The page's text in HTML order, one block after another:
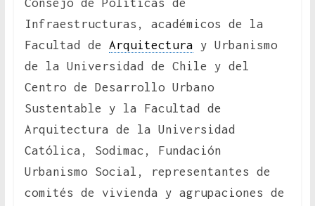
Consejo de Políticas de
Infraestructuras, académicos de la
Facultad de Arquitectura y Urbanismo
de la Universidad de Chile y del
Centro de Desarrollo Urbano
Sustentable y la Facultad de
Arquitectura de la Universidad
Católica, Sodimac, Fundación
Urbanismo Social, representantes de
comités de vivienda y agrupaciones de